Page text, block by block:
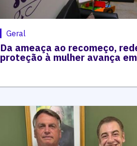
Geral
Da ameaça ao recomeço,
proteção à mulher avança